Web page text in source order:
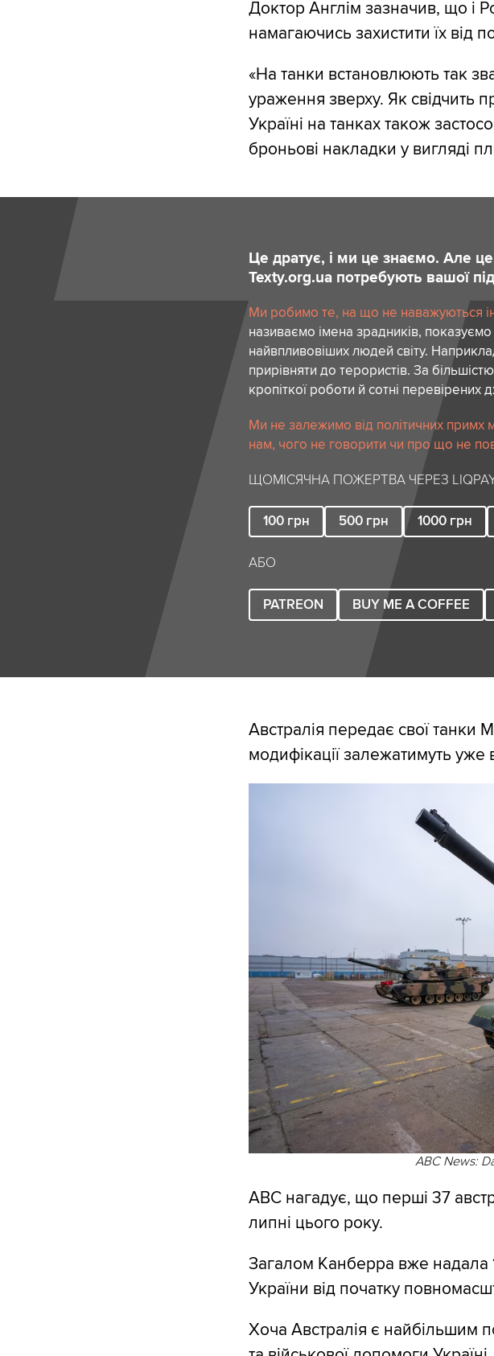
Доктор Англім зазначив, що і
намагаючись захистити їх від
«На танки встановлюють так
ураження зверху. Як свідчить
Україні на танках також
броньові накладки у вигляді
Це дратує, і ми це знаємо. Але
Texty.org.ua потребують вашої
Ми робимо те, на що не наважуються
називаємо імена зрадників,
найвпливовіших людей світу.
прирівняти до терористів. За
кропіткої роботи й сотні перевірених
Ми не залежимо від політичних примх
нам, чого не говорити чи про що не
ЩОМІСЯЧНА ПОЖЕРТВА ЧЕРЕЗ
100 грн 500 грн 1000 грн
АБО
PATREON BUY ME A COFFEE
Австралія передає свої танки
модифікації залежатимуть уже
ABC News:
ABC нагадує, що перші 37
липні цього року.
Загалом Канберра вже надала
України від початку
Хоча Австралія є найбільшим